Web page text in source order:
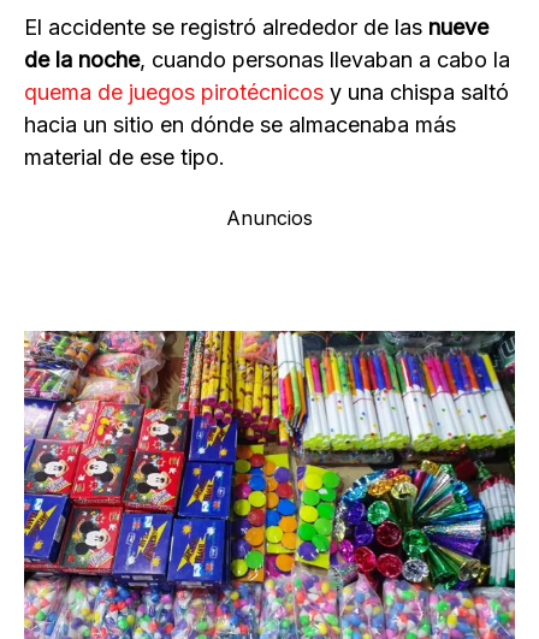
El accidente se registró alrededor de las nueve
de la noche, cuando personas llevaban a cabo la
quema de juegos pirotécnicos y una chispa saltó
hacia un sitio en dónde se almacenaba más
material de ese tipo.
Anuncios